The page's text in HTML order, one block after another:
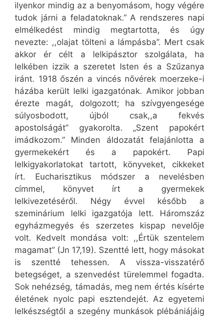
ilyenkor mindig az a benyomásom, hogy végére
tudok járni a feladatoknak.” A rendszeres napi
elmélkedést mindig megtartotta, és úgy
nevezte: ,,olajat tölteni a lámpásba”. Mert csak
akkor ér célt a lelkipásztor szolgálata, ha
lelkében izzik a szeretet Isten és a Szűzanya
iránt. 1918 őszén a vincés nővérek moerzeke-i
házába került lelki igazgatónak. Amikor jobban
érezte magát, dolgozott; ha szívgyengesége
súlyosbodott, újból csak,,a fekvés
apostolságát” gyakorolta. „Szent papokért
imádkozom.” Minden áldozatát felajánlotta a
gyermekekért és a papokért. Papi
lelkigyakorlatokat tartott, könyveket, cikkeket
írt. Eucharisztikus módszer a nevelésben
címmel, könyvet írt a gyermekek
lelkivezetéséről. Négy évvel később a
szeminárium lelki igazgatója lett. Háromszáz
egyházmegyés és szerzetes kispap nevelője
volt. Kedvelt mondása volt: ,,Értük szentelem
magamat” (Jn 17,19). Szentté lett, hogy másokat
is szentté tehessen. A vissza-visszatérő
betegséget, a szenvedést türelemmel fogadta.
Sok nehézség, támadás, meg nem értés kísérte
életének nyolc papi esztendejét. Az egyetemi
lelkészségtől a szegény munkások plébániájáig